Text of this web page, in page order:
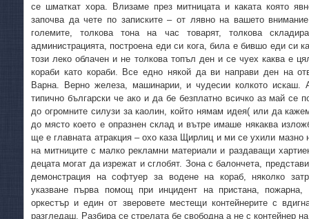
се шматкат хора. Влизаме през митницата и каката която
започва да чете по записките – от лявно на вашето
големите, толкова тона на час товарят, толкова
администрацията, построена еди си кога, била е бившо еди си
този леко облачен и не толкова топъл ден и се чуех каква е
кораби като кораби. Все едно някой да ви направи ден на
Варна. Верно железа, машинарии, и чудесии колкото
типично български че ако и да бе безплатно всичко аз май се
до огромните силузи за каолин, който нямам идея( или да
до място което е опразнен склад и вътре имаше някаква
ще е главната атракция – охо каза Щирлиц и ми се ухили
на митниците с малко рекламни материали и раздаващи
децата могат да изрежат и сглобят. Зона с балончета,
демонстрация на софтуер за водене на кораб, няколко
указване първа помощ при инцидент на пристана,
оркестър и един от зверовете местещи контейнерите с
разгледаш. Разбира се стрелата бе свободна а не с контейнер